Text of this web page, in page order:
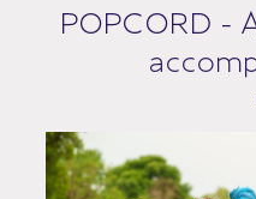
POPCORD -